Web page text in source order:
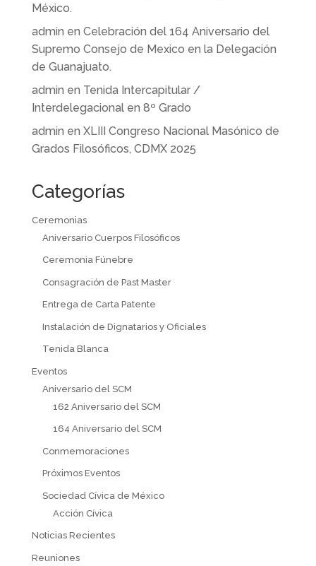
México.
admin en Celebración del 164 Aniversario del
Supremo Consejo de Mexico en la Delegación
de Guanajuato.
admin en Tenida Intercapitular /
Interdelegacional en 8º Grado
admin en XLIII Congreso Nacional Masónico de
Grados Filosóficos, CDMX 2025
Categorías
Ceremonias
Aniversario Cuerpos Filosóficos
Ceremonia Fúnebre
Consagración de Past Master
Entrega de Carta Patente
Instalación de Dignatarios y Oficiales
Tenida Blanca
Eventos
Aniversario del SCM
162 Aniversario del SCM
164 Aniversario del SCM
Conmemoraciones
Próximos Eventos
Sociedad Cívica de México
Acción Cívica
Noticias Recientes
Reuniones